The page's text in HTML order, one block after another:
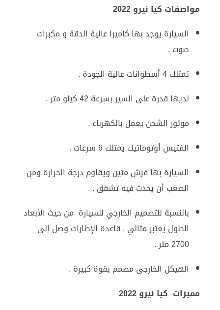
مواصفات كيا نيرو 2022
السيارة يوجد بها كاميرا عالية الدقة و مكبرات
صوت .
تمتلك 4 أسطوانات عالية الجودة .
لديها قدرة على السير بسرعة 42 كيلو متر .
موتور الشحن يعمل بالكهرباء .
الفتيس أوتوماتيك يمتلك 6 سرعات .
السيارة بها فرش متين ويقاوم درجة الحرارة ومن
الصعب أن يحدث فيه تشقق .
بالنسبة للتصميم الخارجي للسيارة من حيث الأبعاد
الطول يعتبر مثالي , قاعدة الإطارات وصل إلى
2700 متر .
الهيكل الخارجى مصمم بقوة كبيرة .
مميزات كيا نيرو 2022